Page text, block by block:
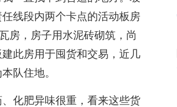
线段内两个卡点的活动板房
房，房子用水泥砖砌筑，尚
此房用于囤货和交易，近几
队住地。
化肥异味很重，看来这些货